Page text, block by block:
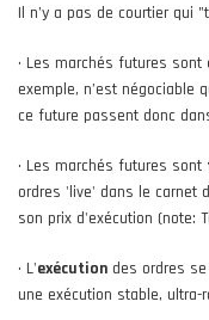
Il n’y a pas de courtier qui
• Les marchés futures sont
exemple, n’est négociable
ce future passent donc
• Les marchés futures sont
ordres 'live' dans le carnet
son prix d'exécution (note:
• L'exécution des ordres
une exécution stable,